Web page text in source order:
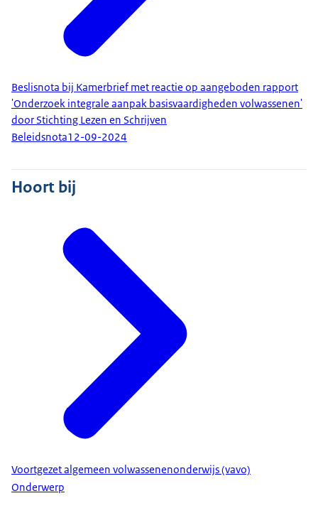
Beslisnota bij Kamerbrief met reactie op aangeboden rapport
'Onderzoek integrale aanpak basisvaardigheden volwassenen'
door Stichting Lezen en Schrijven
Beleidsnota12-09-2024
Hoort bij
Voortgezet algemeen volwassenenonderwijs (vavo)
Onderwerp